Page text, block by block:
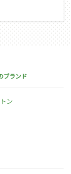
ブランド
ン